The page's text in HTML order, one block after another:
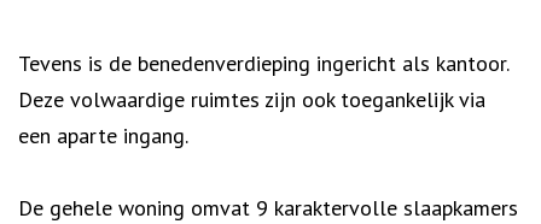
Tevens is de benedenverdieping ingericht als kantoor.
Deze volwaardige ruimtes zijn ook toegankelijk via
een aparte ingang.
De gehele woning omvat 9 karaktervolle slaapkamers